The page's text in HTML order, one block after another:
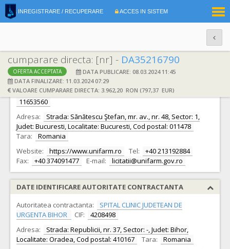
INREGISTRARE / RECUPERARE ACCES IN SISTEM
cumparare directa: [nr] - DA35216790
OFERTA ACCEPTATA
DATA PUBLICARE: 08.03.2024 11:45
DATA FINALIZARE: 11.03.2024 07:29
VALOARE CUMPARARE DIRECTA: 3.962,20 RON (797,37 EUR)
DATE IDENTIFICARE OFERTANT
Ofertant: C.N. COMPANIA NATIONALA UNIFARM S.A.
11653560
Adresa:
Strada: Sănătescu Ştefan, mr. av., nr. 48, Sector: 1,
Judet: Bucuresti, Localitate: Bucuresti, Cod postal: 011478
Tara:
Romania
Website:
https://www.unifarm.ro Tel:
+40 213192884
Fax:
+40 374091477 E-mail: licitatii@unifarm.gov.ro
DATE IDENTIFICARE AUTORITATE CONTRACTANTA
Autoritatea contractanta:
SPITAL CLINIC JUDETEAN DE
URGENTA BIHOR
CIF:
4208498
Adresa:
Strada: Republicii, nr. 37, Sector: -, Judet: Bihor,
Localitate: Oradea, Cod postal: 410167
Tara:
Romania